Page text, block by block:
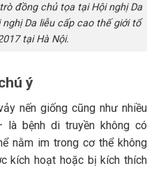
đồng chủ tọa tại Hội nghị Da
Da liễu cấp cao thế giới tổ
tại Hà Nội.
ý
nến giống cũng như nhiều
là bệnh di truyền không có
nằm im trong cơ thể không
kích hoạt hoặc bị kích thích